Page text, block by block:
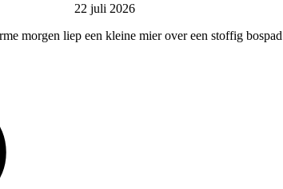
22 juli 2026
morgen liep een kleine mier over een stoffig